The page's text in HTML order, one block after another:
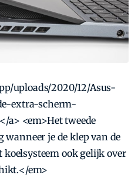
uploads/2020/12/Asus-
extra-scherm-
a> <em>Het tweede
je de klep van de
ook gelijk over
em>